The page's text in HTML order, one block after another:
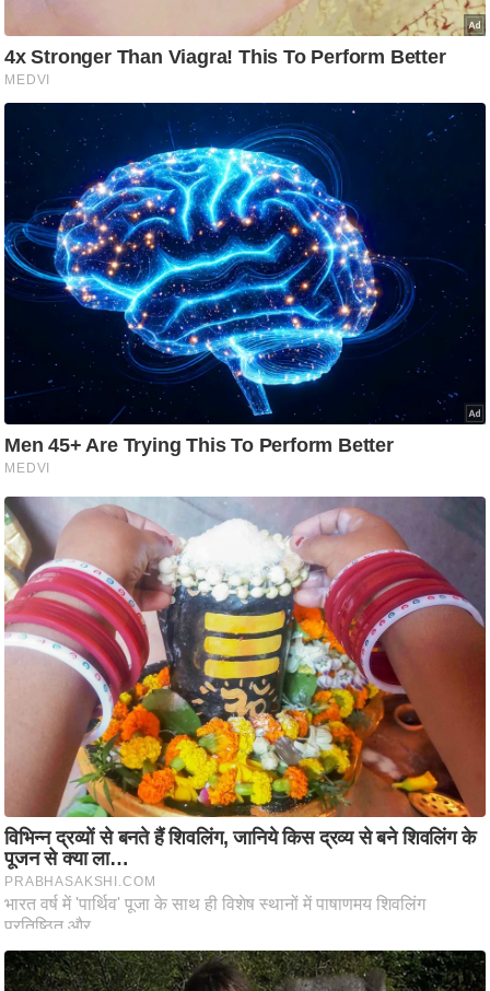
आ
र
आ
ई
.
चा
य
प
र
र्म
ज्यो
ति
ष
प्र
भु
म
हि
र्म
ल
व्र
त
त्यो
हा
र